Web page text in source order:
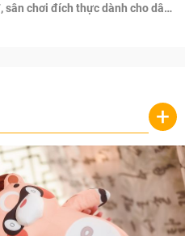
sân chơi đích thực dành cho dân
+